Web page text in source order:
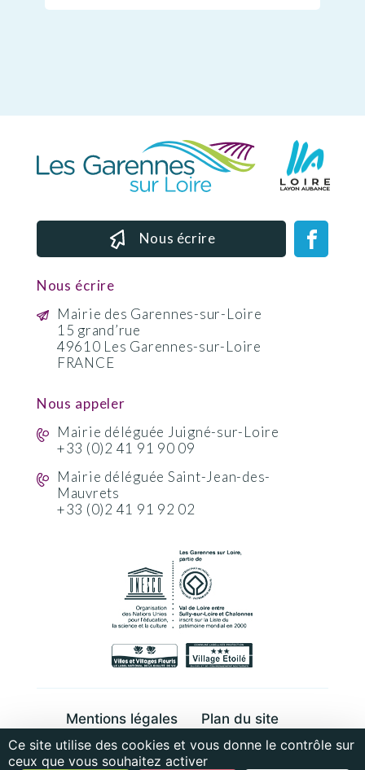
Nous écrire
Nous écrire
Mairie des Garennes-sur-Loire
15 grand’rue
49610 Les Garennes-sur-Loire
FRANCE
Nous appeler
Mairie déléguée Juigné-sur-Loire
+33 (0)2 41 91 90 09
Mairie déléguée Saint-Jean-des-
Mauvrets
+33 (0)2 41 91 92 02
Mentions légales
Plan du site
Cookies et données personnelles
Ce site utilise des cookies et vous donne le contrôle sur
ceux que vous souhaitez activer